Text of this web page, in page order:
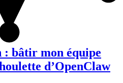
: bâtir mon équipe
d’OpenClaw